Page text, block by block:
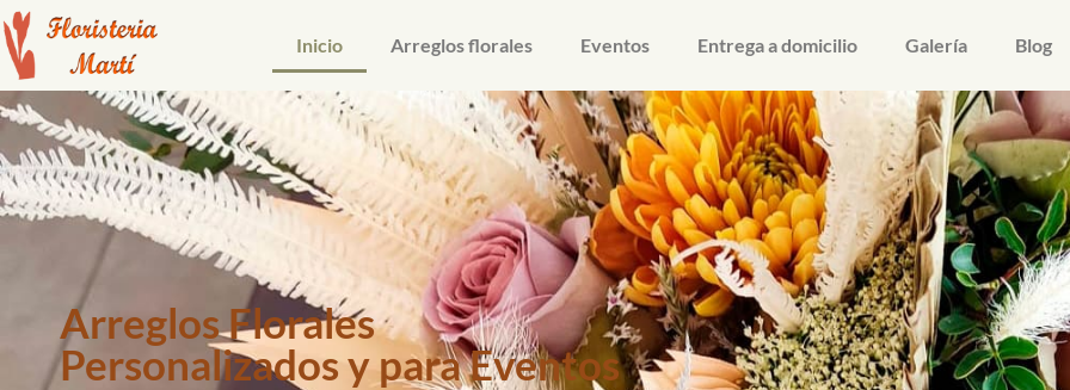
Inicio Arreglos florales Eventos Entrega a domicilio Galería Blog
Arreglos Florales
Personalizados y para Eventos